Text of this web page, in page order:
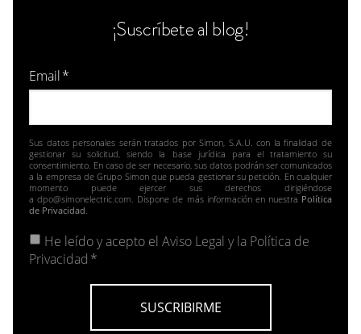
¡Suscríbete al blog!
Email*
Sus datos personales serán tratados por Simon, S.A.U. con la finalidad de
gestionar su solicitud, siendo la base jurídica para el tratamiento su
consentimiento. En caso de ser necesario, sus datos podrán ser comunicados
a la empresa de Grupo Simon que pueda gestionar su petición. En cualquier
momento puede ejercer sus derechos dirigiéndose
a dpo@simonelectric.com. Dispone de más información en nuestra Política
de Privacidad
He leído y acepto el Aviso Legal y la Política de
Privacidad *